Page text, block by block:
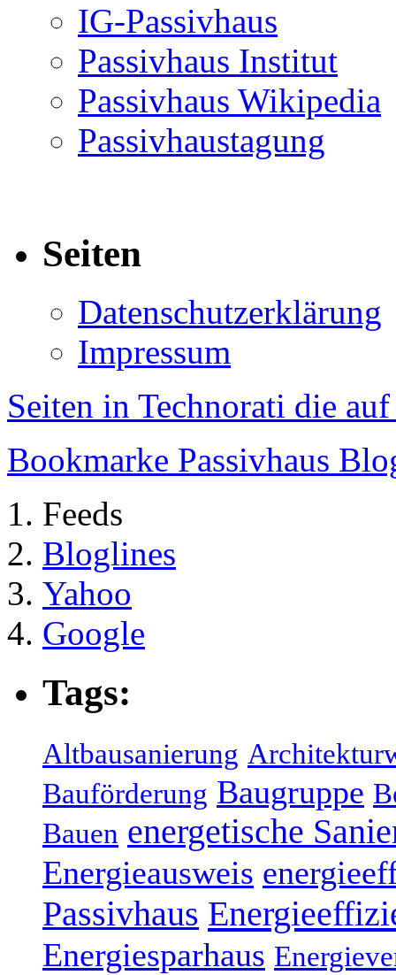
IG-Passivhaus
Passivhaus Institut
Passivhaus Wikipedia
Passivhaustagung
Seiten
Datenschutzerklärung
Impressum
Seiten in Technorati die
Bookmarke Passivhaus
Feeds
Bloglines
Yahoo
Google
Tags:
Altbausanierung
Bauförderung Baugruppe
Bauen energetische
Energieausweis
Passivhaus
Energiesparhaus